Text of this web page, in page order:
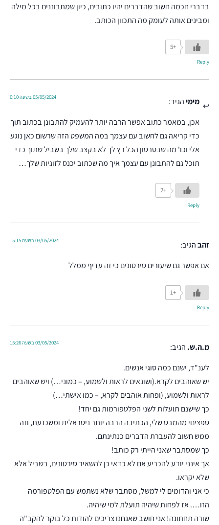
בדברי חכמה חשוב שהדברים יהיו כתובים, כיון שמתבוננים בכל מילה
ומבינים אותה לעומק מה התכוון הכותב.
+5
Reply
מימיהגיב: 05/05/2024 בשעה 0:10
אכן, במאמר כתוב אפשר הרבה יותר להעמיק להתבונן בכתוב תוך
כדי קריאה גם לחשוב עם עצמך במה המשפט הזה שרשום כאן נוגע
אלי וכו' מה שבסרטון הכל רץ לך לא בקצב שלך בשביל שתוך כדי
תוכל גם להתבונן עם עצמך איך מה שכתוב יכנס לזוגיות שלך…
+2
Reply
זהבהגיב: 03/05/2024 בשעה 15:15
אם אפשר גם שיעורים סירטונים כי זה עדיף ממלל
+1
Reply
מ.ה.ש. הגיב: 03/05/2024 בשעה 15:26
לענ"ד, ישנם כמה סוגי אנשים.
יש שאוהבים לקרא.(ושונאים לראות ולשמוע, – כמוני…) ויש שאוהבים
לראות ולשמוע, (ופחות אוהבים לקרא, – כמו אישתי…)
כך שישנם תועלות לשני הפלטפורמות גם יחד!
ספציםי מהמבט שלי, הכתיבה הרבה יותר ניטראלית ומשכנעת, וזה
ממש חשוב להעברת הדברים כנתינתם.
כך שמסתבר שאני הייתי רק כותב!
אך אינני יודע להכריע אם לא כדאי כן להשאיר סירטונים, בשביל אלא
שלא יקראו.
כי אני והדומים לי למשל, מסתבר שלא נשתמש עם הפלטפורמה
הזו…. אז לפחות שיהיה תועלת למי שיהיה.
שורה תחתונה! אני חושב שאנחנו צריכים להודות כל בוקר להקב"ה